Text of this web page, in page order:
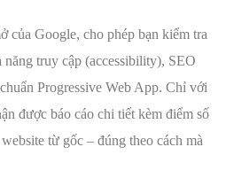
của Google, cho phép bạn kiểm tra
năng truy cập (accessibility), SEO
Progressive Web App. Chỉ với
được báo cáo chi tiết kèm điểm số
từ gốc – đúng theo cách mà